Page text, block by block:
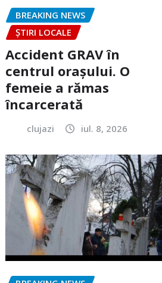
BREAKING NEWS
ȘTIRI LOCALE
Accident GRAV în
centrul orașului. O
femeie a rămas
încarcerată
clujazi iul. 8, 2026